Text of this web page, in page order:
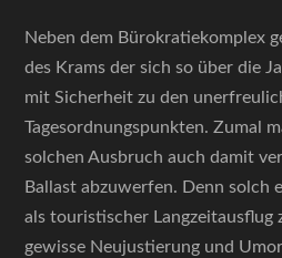
Neben dem Bürokratiekomplex
des Krams der sich so über die
mit Sicherheit zu den
Tagesordnungspunkten. Zumal
solchen Ausbruch auch damit
Ballast abzuwerfen. Denn solch
als touristischer Langzeitausflug
gewisse Neujustierung und